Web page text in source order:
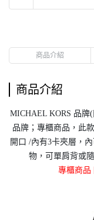
商品介紹
商品介紹
MICHAEL KORS 品牌
品牌；專櫃商品，此
開口 /內有3卡夾層，
物，可單肩背或
專櫃商品